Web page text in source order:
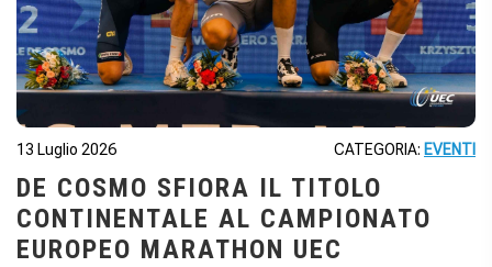
13 Luglio 2026 CATEGORIA: EVENTI
DE COSMO SFIORA IL TITOLO
CONTINENTALE AL CAMPIONATO
EUROPEO MARATHON UEC